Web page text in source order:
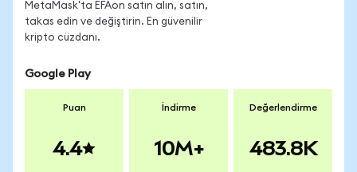
MetaMask'ta EFAon satın alın, satın,
takas edin ve değiştirin. En güvenilir
kripto cüzdanı.
Google Play
Puan
4.4
İndirme
10M+
Değerlendirme
483.8K